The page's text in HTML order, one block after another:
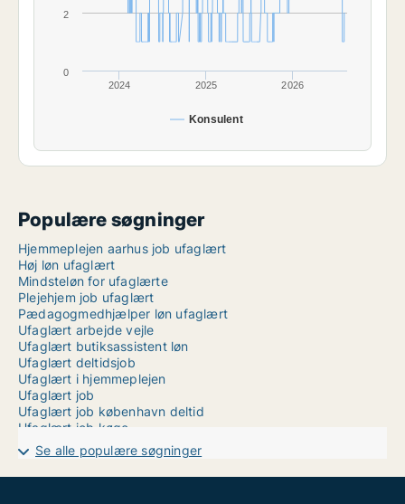
Konsulent
2024 2025 2026
0
2
Populære søgninger
Hjemmeplejen aarhus job ufaglært
Høj løn ufaglært
Mindsteløn for ufaglærte
Plejehjem job ufaglært
Pædagogmedhjælper løn ufaglært
Ufaglært arbejde vejle
Ufaglært butiksassistent løn
Ufaglært deltidsjob
Ufaglært i hjemmeplejen
Ufaglært job
Ufaglært job københavn deltid
Ufaglært job køge
Ufaglært job landbrug
Ufaglært job lyngby
Ufaglært job ringsted
Se alle populære søgninger